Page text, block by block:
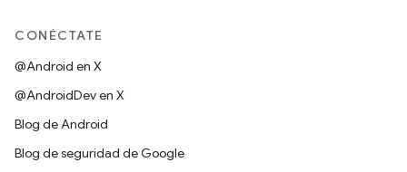
CONÉCTATE
@Android en X
@AndroidDev en X
Blog de Android
Blog de seguridad de Google